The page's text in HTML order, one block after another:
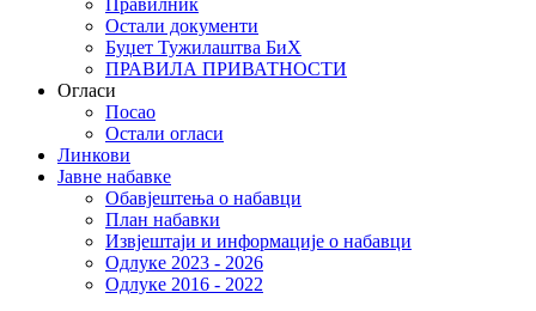
Правилник
Остали документи
Буџет Тужилаштва БиХ
ПРАВИЛА ПРИВАТНОСТИ
Огласи
Посао
Остали огласи
Линкови
Јавне набавке
Обавјештења о набавци
План набавки
Извјештаји и информације о набавци
Одлуке 2023 - 2026
Одлуке 2016 - 2022